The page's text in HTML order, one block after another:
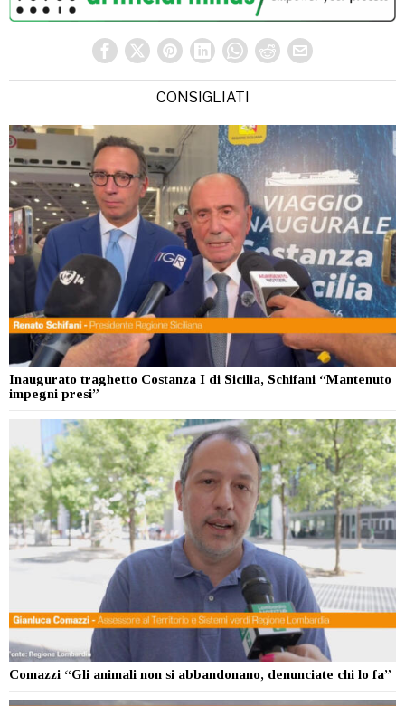
CONSIGLIATI
Inaugurato traghetto Costanza I di Sicilia, Schifani “Mantenuto
impegni presi”
Comazzi “Gli animali non si abbandonano, denunciate chi lo fa”